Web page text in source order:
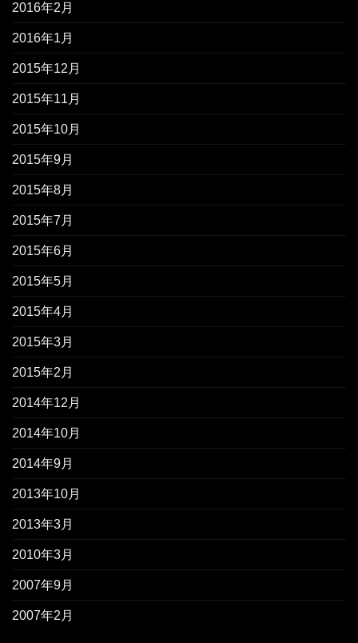
2016年2月
2016年1月
2015年12月
2015年11月
2015年10月
2015年9月
2015年8月
2015年7月
2015年6月
2015年5月
2015年4月
2015年3月
2015年2月
2014年12月
2014年10月
2014年9月
2013年10月
2013年3月
2010年3月
2007年9月
2007年2月